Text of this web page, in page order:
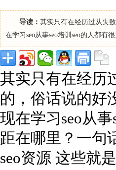
导读： 其实只有在经历过从失
在学习seo从事seo培训seo的人都有
其实只有在经历
的，俗话说的好
现在学习seo从
距在哪里？一句
seo资源 这些就